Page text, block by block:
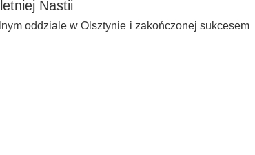
Nastii
oddziale w Olsztynie i zakończonej sukcesem